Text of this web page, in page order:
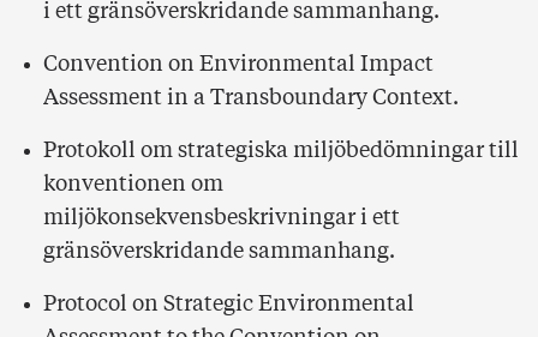
i ett gränsöverskridande sammanhang.
Convention on Environmental Impact
Assessment in a Transboundary Context.
Protokoll om strategiska miljöbedömningar till
konventionen om
miljökonsekvensbeskrivningar i ett
gränsöverskridande sammanhang.
Protocol on Strategic Environmental